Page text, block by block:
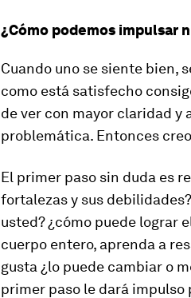
¿Cómo podemos impulsar
Cuando uno se siente bien,
como está satisfecho
de ver con mayor claridad y
problemática. Entonces
El primer paso sin duda es
fortalezas y sus
usted? ¿cómo puede lograr
cuerpo entero, aprenda a
gusta ¿lo puede cambiar o
primer paso le dará